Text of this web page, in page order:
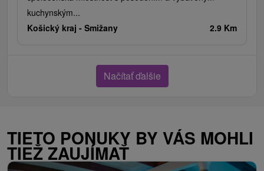
kuchynským...
Košický kraj - Smižany 2.9 Km
Načítať ďalšie
TIETO PONUKY BY VÁS MOHLI
TIEŽ ZAUJÍMAŤ